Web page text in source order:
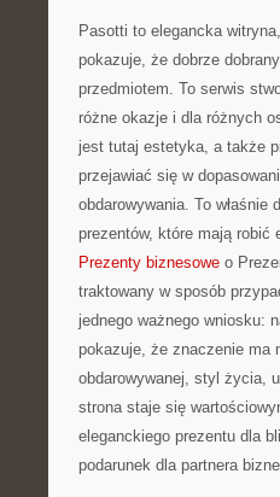
Pasotti to elegancka
pokazuje, że dobrze
przedmiotem. To serwis
różne okazje i dla różnych
jest tutaj estetyka, a także
przejawiać się w
obdarowywania. To
prezentów, które mają
Prezenty biznesowe o
traktowany w sposób
jednego ważnego wniosku:
pokazuje, że znaczenie ma
obdarowywanej, styl życia,
strona staje się
eleganckiego prezentu dla
podarunek dla partnera